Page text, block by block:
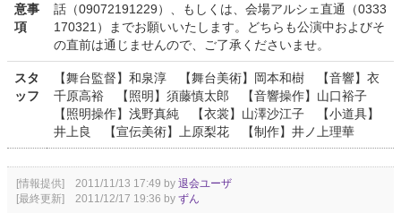
意事
項
話（09072191229）、もしくは、会場アルシェ直通（0333
170321）までお願いいたします。どちらも公演中およびそ
の直前は通じませんので、ご了承くださいませ。
スタ
ッフ
【舞台監督】和泉淳 【舞台美術】岡本和樹 【音響】衣
千原高裕 【照明】須藤慎太郎 【音響操作】山口裕子
【照明操作】浅野真純 【衣裳】山澤沙江子 【小道具】
井上良 【宣伝美術】上原梨花 【制作】井ノ上理華
[情報提供] 2011/11/13 17:49 by 退会ユーザ
[最終更新] 2011/12/17 19:36 by ずん